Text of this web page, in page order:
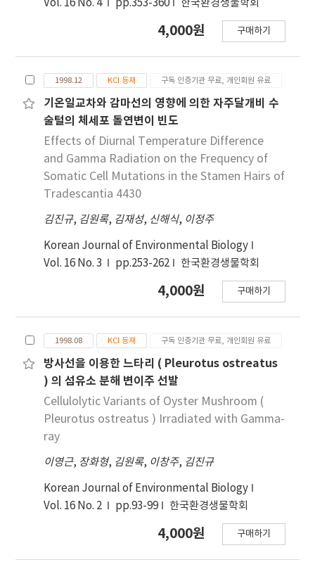
Vol. 16 No. 4 pp.353-360 한국환경생물학회
4,000원 구매하기
1998.12 KCI 등재 구독 인증기관 무료, 개인회원 유료
기온일교차와 감마선의 영향에 의한 자주달개비 수
술털의 체세포 돌연변이 빈도
Effects of Diurnal Temperature Difference
and Gamma Radiation on the Frequency of
Somatic Cell Mutations in the Stamen Hairs of
Tradescantia 4430
김진규, 김원록, 김재성, 신해식, 이정주
Korean Journal of Environmental Biology
Vol. 16 No. 3
pp.253-262 한국환경생물학회
4,000원 구매하기
1998.08 KCI 등재 구독 인증기관 무료, 개인회원 유료
방사선을 이용한 느타리 ( Pleurotus ostreatus
) 의 섬유소 분해 변이주 선발
Cellulolytic Variants of Oyster Mushroom (
Pleurotus ostreatus ) Irradiated with Gamma-
ray
이영근, 장화형, 김원록, 이창주, 김진규
Korean Journal of Environmental Biology
Vol. 16 No. 2
pp.93-99 한국환경생물학회
4,000원 구매하기